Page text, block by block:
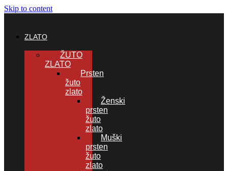
Skip to content
ZLATO
ŽUTO
ZLATO
Prsten
žuto
zlato
Ženski
prsten
žuto
zlato
Muški
prsten
žuto
zlato